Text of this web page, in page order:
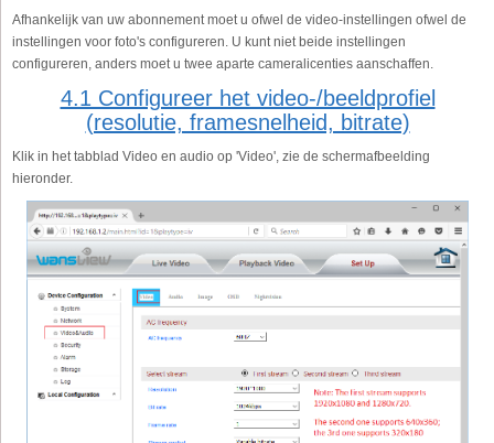
Afhankelijk van uw abonnement moet u ofwel de video-instellingen ofwel de
instellingen voor foto's configureren. U kunt niet beide instellingen
configureren, anders moet u twee aparte cameralicenties aanschaffen.
4.1 Configureer het video-/beeldprofiel
(resolutie, framesnelheid, bitrate)
Klik in het tabblad Video en audio op 'Video', zie de schermafbeelding
hieronder.